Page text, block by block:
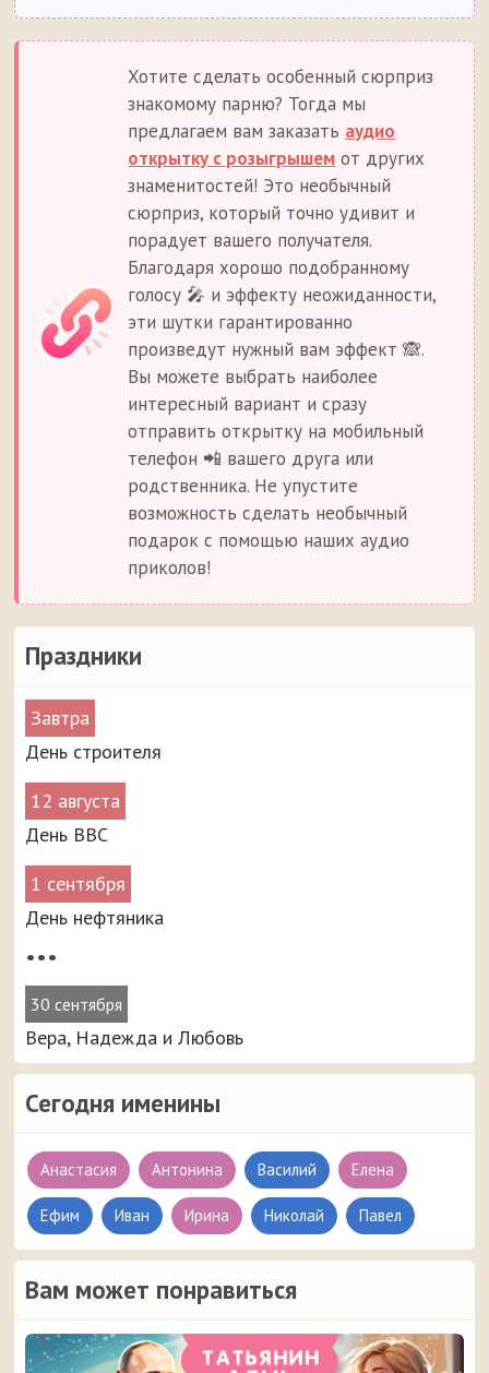
Праздники
Завтра
День строителя
12 августа
День ВВС
1 сентября
День нефтяника
•••
30 сентября
Вера, Надежда и Любовь
Сегодня именины
Анастасия Антонина Василий Елена
Ефим Иван Ирина Николай Павел
Вам может понравиться
Хотите сделать особенный сюрприз
знакомому парню? Тогда мы
предлагаем вам заказать аудио
открытку с розыгрышем от других
знаменитостей! Это необычный
сюрприз, который точно удивит и
порадует вашего получателя.
Благодаря хорошо подобранному
голосу 🎤 и эффекту неожиданности,
эти шутки гарантированно
произведут нужный вам эффект 🙈.
Вы можете выбрать наиболее
интересный вариант и сразу
отправить открытку на мобильный
телефон 📲 вашего друга или
родственника. Не упустите
возможность сделать необычный
подарок с помощью наших аудио
приколов!